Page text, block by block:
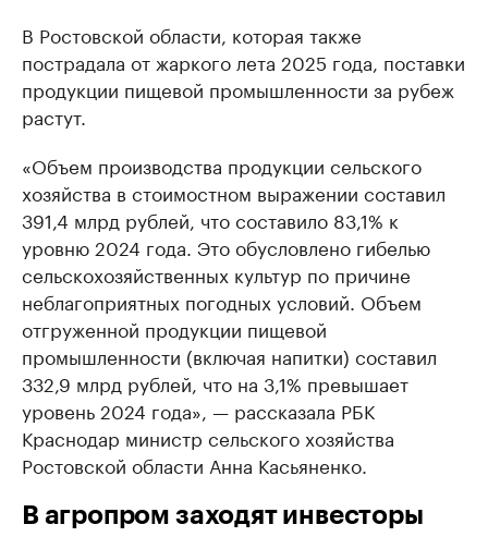
В Ростовской области, которая также
пострадала от жаркого лета 2025 года, поставки
продукции пищевой промышленности за рубеж
растут.
«Объем производства продукции сельского
хозяйства в стоимостном выражении составил
391,4 млрд рублей, что составило 83,1% к
уровню 2024 года. Это обусловлено гибелью
сельскохозяйственных культур по причине
неблагоприятных погодных условий. Объем
отгруженной продукции пищевой
промышленности (включая напитки) составил
332,9 млрд рублей, что на 3,1% превышает
уровень 2024 года», — рассказала РБК
Краснодар министр сельского хозяйства
Ростовской области Анна Касьяненко.
В агропром заходят инвесторы